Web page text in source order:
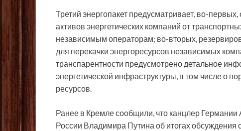
Третий энергопакет предусматривает, во-
активов энергетических компаний от
независимым операторам; во-вторых,
для перекачки энергоресурсов независимых
транспарентности предусмотрено детальное
энергетической инфраструктуры, в том числе о
ресурсов.
Ранее в Кремле сообщили, что канцлер
России Владимира Путина об итогах обсуждения